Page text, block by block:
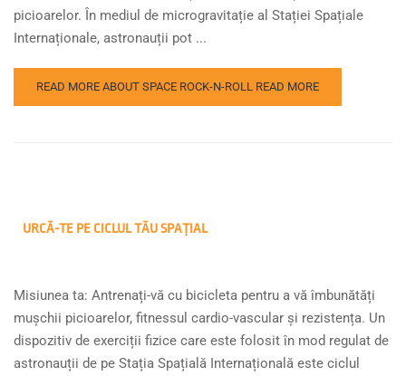
picioarelor. În mediul de microgravitație al Stației Spațiale
Internaționale, astronauții pot ...
READ MORE ABOUT SPACE ROCK-N-ROLL READ MORE
URCĂ-TE PE CICLUL TĂU SPAȚIAL
Misiunea ta: Antrenați-vă cu bicicleta pentru a vă îmbunătăți
mușchii picioarelor, fitnessul cardio-vascular și rezistența. Un
dispozitiv de exerciții fizice care este folosit în mod regulat de
astronauții de pe Stația Spațială Internațională este ciclul